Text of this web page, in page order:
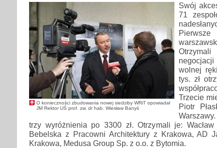
O konieczności zbudowania nowej siedziby WRiT opowiadał
JM Rektor UŚ prof. zw. dr hab. Wiesław Banyś
Swój
71
wolnej
tys. zł
Trzecie
Piotr
trzy wyróżnienia po 3300 zł. Otrzymali je:
Bebelska z Pracowni Architektury z Krakowa, AD
Krakowa, Medusa Group Sp. z o.o. z Bytomia.